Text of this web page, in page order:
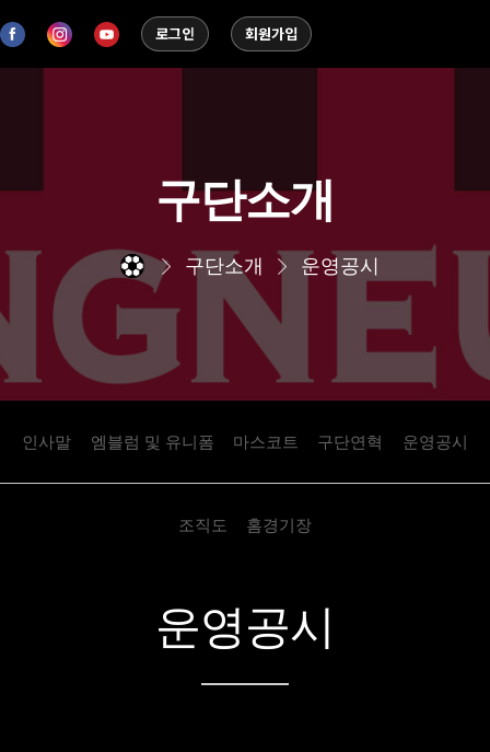
로그인 회원가입
구단소개
구단소개 운영공시
인사말 엠블럼 및 유니폼 마스코트 구단연혁 운영공시
조직도 홈경기장
운영공시